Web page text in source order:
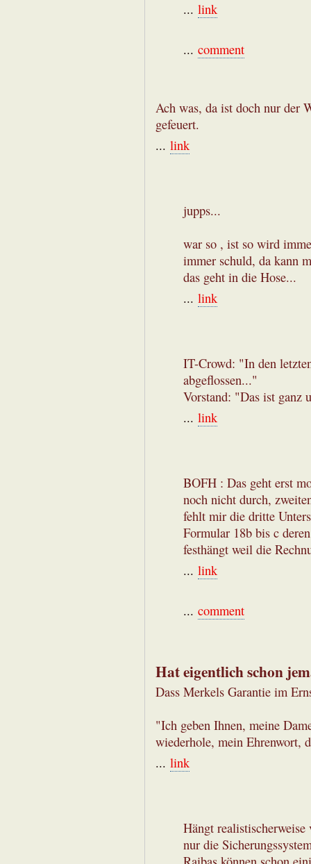
... link
... comment
Ach was, da ist doch nur der
gefeuert.
... link
jupps...
war so , ist so wird
immer schuld, da kann
das geht in die Hose...
... link
IT-Crowd: "In den
abgeflossen..."
Vorstand: "Das ist ganz
... link
BOFH : Das geht erst
noch nicht durch,
fehlt mir die dritte
Formular 18b bis c
festhängt weil die
... link
... comment
Hat eigentlich schon
Dass Merkels Garantie im
"Ich geben Ihnen, meine
wiederhole, mein Ehrenwort,
... link
Hängt
nur die